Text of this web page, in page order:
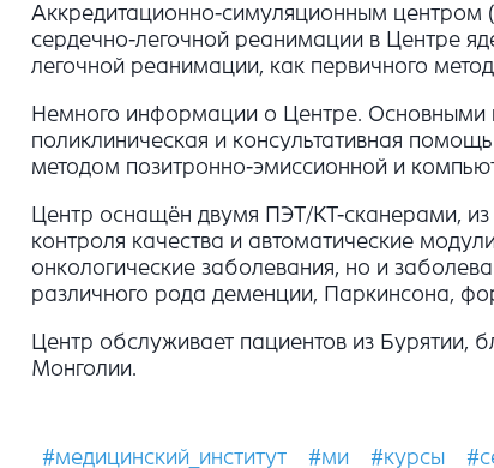
Аккредитационно-симуляционным центром
сердечно-легочной реанимации в Центре
легочной реанимации, как первичного
Немного информации о Центре. Основными
поликлиническая и консультативная
методом позитронно-эмиссионной и
Центр оснащён двумя ПЭТ/КТ-сканерами, из
контроля качества и автоматические
онкологические заболевания, но и
различного рода деменции, Паркинсона,
Центр обслуживает пациентов из Бурятии,
Монголии.
#медицинский_институт #ми #курсы